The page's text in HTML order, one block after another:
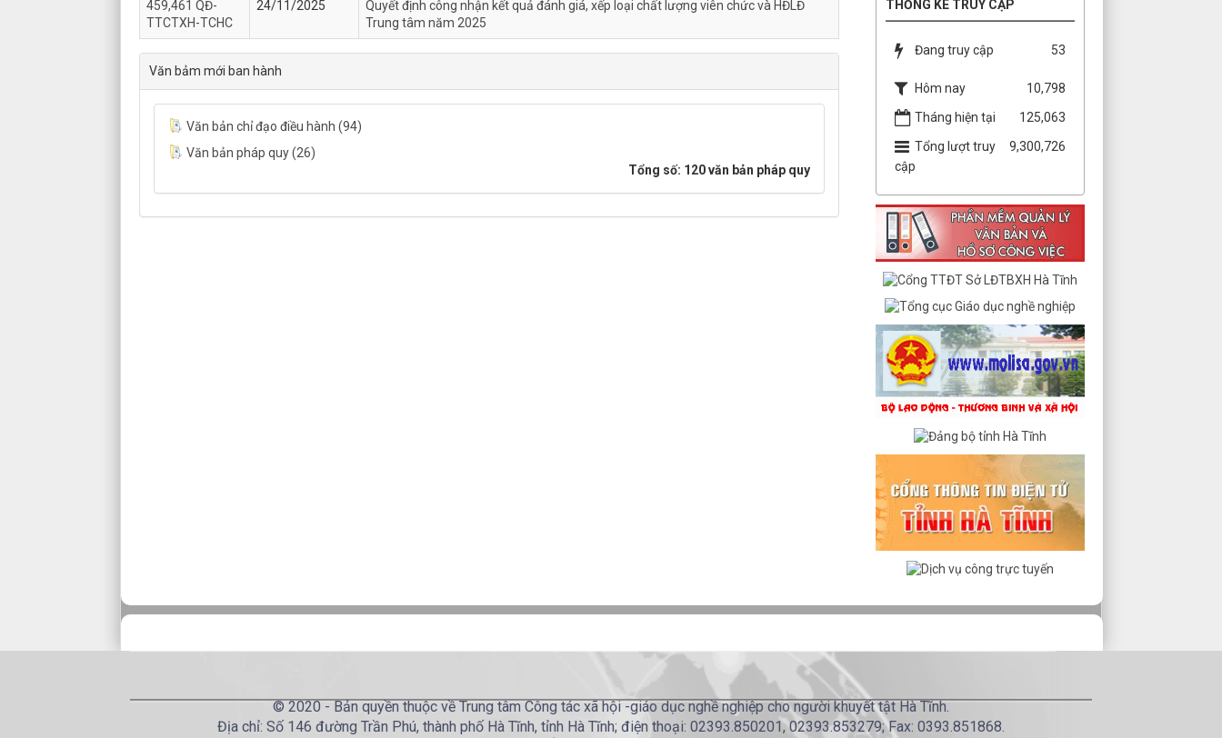
459,461 QĐ-
TTCTXH-TCHC
24/11/2025
Quyết định công nhận kết quả đánh giá, xếp loại chất lượng viên chức và HĐLĐ
Trung tâm năm 2025
Văn bảm mới ban hành
Văn bản chỉ đạo điều hành (94)
Văn bản pháp quy (26)
Tổng số: 120 văn bản pháp quy
THỐNG KÊ TRUY CẬP
Đang truy cập 53
Hôm nay
10,798
Tháng hiện tại
125,063
Tổng lượt truy
cập
9,300,726
© 2020 - Bản quyền thuộc về Trung tâm Công tác xã hội -giáo dục nghề nghiệp cho người khuyết tật Hà Tĩnh.
Địa chỉ: Số 146 đường Trần Phú, thành phố Hà Tĩnh, tỉnh Hà Tĩnh; điện thoại: 02393.850201, 02393.853279; Fax: 0393.851868.